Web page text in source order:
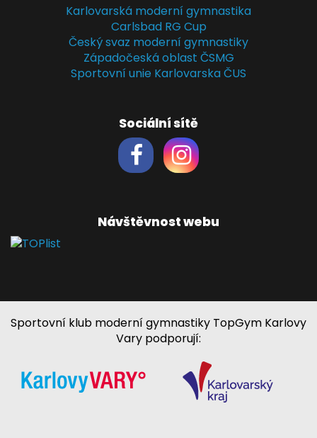
Karlovarská moderní gymnastika
Carlsbad RG Cup
Český svaz moderní gymnastiky
Západočeská oblast ČSMG
Sportovní unie Karlovarska ČUS
Sociální sítě
Návštěvnost webu
Sportovní klub moderní gymnastiky TopGym Karlovy
Vary podporují: